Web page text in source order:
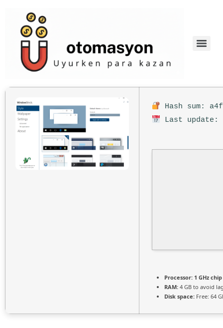
Hash sum:
Last update:
Processor: 1 GHz
RAM: 4 GB to avoid
Disk space: Free: 64